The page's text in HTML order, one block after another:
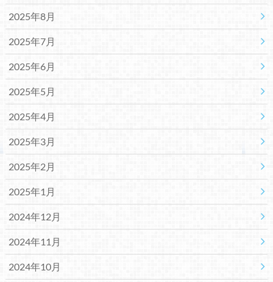
2025年8月
2025年7月
2025年6月
2025年5月
2025年4月
2025年3月
2025年2月
2025年1月
2024年12月
2024年11月
2024年10月